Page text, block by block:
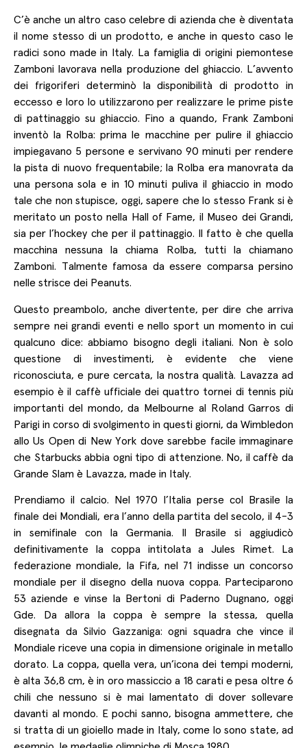
C’è anche un altro caso celebre di azienda che è diventata
il nome stesso di un prodotto, e anche in questo caso le
radici sono made in Italy. La famiglia di origini piemontese
Zamboni lavorava nella produzione del ghiaccio. L’avvento
dei frigoriferi determinò la disponibilità di prodotto in
eccesso e loro lo utilizzarono per realizzare le prime piste
di pattinaggio su ghiaccio. Fino a quando, Frank Zamboni
inventò la Rolba: prima le macchine per pulire il ghiaccio
impiegavano 5 persone e servivano 90 minuti per rendere
la pista di nuovo frequentabile; la Rolba era manovrata da
una persona sola e in 10 minuti puliva il ghiaccio in modo
tale che non stupisce, oggi, sapere che lo stesso Frank si è
meritato un posto nella Hall of Fame, il Museo dei Grandi,
sia per l’hockey che per il pattinaggio. Il fatto è che quella
macchina nessuna la chiama Rolba, tutti la chiamano
Zamboni. Talmente famosa da essere comparsa persino
nelle strisce dei Peanuts.
Questo preambolo, anche divertente, per dire che arriva
sempre nei grandi eventi e nello sport un momento in cui
qualcuno dice: abbiamo bisogno degli italiani. Non è solo
questione di investimenti, è evidente che viene
riconosciuta, e pure cercata, la nostra qualità. Lavazza ad
esempio è il caffè ufficiale dei quattro tornei di tennis più
importanti del mondo, da Melbourne al Roland Garros di
Parigi in corso di svolgimento in questi giorni, da Wimbledon
allo Us Open di New York dove sarebbe facile immaginare
che Starbucks abbia ogni tipo di attenzione. No, il caffè da
Grande Slam è Lavazza, made in Italy.
Prendiamo il calcio. Nel 1970 l’Italia perse col Brasile la
finale dei Mondiali, era l’anno della partita del secolo, il 4-3
in semifinale con la Germania. Il Brasile si aggiudicò
definitivamente la coppa intitolata a Jules Rimet. La
federazione mondiale, la Fifa, nel 71 indisse un concorso
mondiale per il disegno della nuova coppa. Parteciparono
53 aziende e vinse la Bertoni di Paderno Dugnano, oggi
Gde. Da allora la coppa è sempre la stessa, quella
disegnata da Silvio Gazzaniga: ogni squadra che vince il
Mondiale riceve una copia in dimensione originale in metallo
dorato. La coppa, quella vera, un’icona dei tempi moderni,
è alta 36,8 cm, è in oro massiccio a 18 carati e pesa oltre 6
chili che nessuno si è mai lamentato di dover sollevare
davanti al mondo. E pochi sanno, bisogna ammettere, che
si tratta di un gioiello made in Italy, come lo sono state, ad